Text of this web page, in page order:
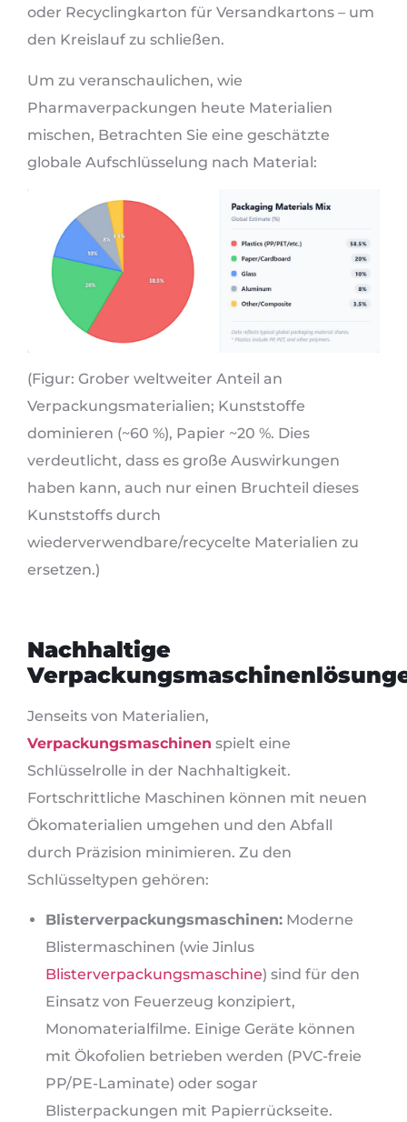
oder Recyclingkarton für Versandkartons – um
den Kreislauf zu schließen.
Um zu veranschaulichen, wie
Pharmaverpackungen heute Materialien
mischen, Betrachten Sie eine geschätzte
globale Aufschlüsselung nach Material:
(Figur: Grober weltweiter Anteil an
Verpackungsmaterialien; Kunststoffe
dominieren (~60 %), Papier ~20 %. Dies
verdeutlicht, dass es große Auswirkungen
haben kann, auch nur einen Bruchteil dieses
Kunststoffs durch
wiederverwendbare/recycelte Materialien zu
ersetzen.)
Nachhaltige
Jenseits von Materialien,
Verpackungsmaschinen spielt eine
Schlüsselrolle in der Nachhaltigkeit.
Fortschrittliche Maschinen können mit neuen
Ökomaterialien umgehen und den Abfall
durch Präzision minimieren. Zu den
Schlüsseltypen gehören:
Blisterverpackungsmaschinen: Moderne
Blistermaschinen (wie Jinlus
Blisterverpackungsmaschine) sind für den
Einsatz von Feuerzeug konzipiert,
Monomaterialfilme. Einige Geräte können
mit Ökofolien betrieben werden (PVC-freie
PP/PE-Laminate) oder sogar
Blisterpackungen mit Papierrückseite.